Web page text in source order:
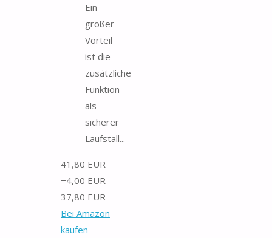
Ein
großer
Vorteil
ist die
zusätzliche
Funktion
als
sicherer
Laufstall...
41,80 EUR
−4,00 EUR
37,80 EUR
Bei Amazon
kaufen